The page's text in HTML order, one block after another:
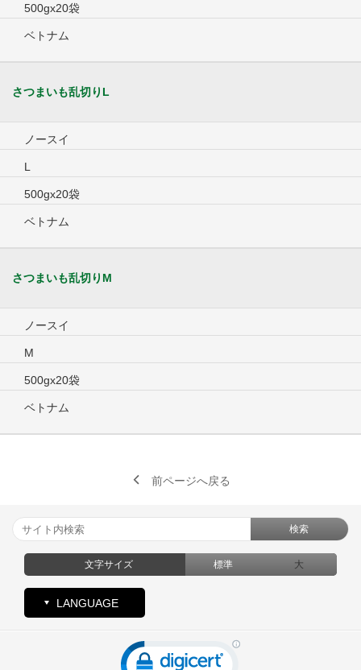
500gx20袋
ベトナム
さつまいも乱切りL
ノースイ
L
500gx20袋
ベトナム
さつまいも乱切りM
ノースイ
M
500gx20袋
ベトナム
前ページへ戻る
検索
文字サイズ 大
標準
LANGUAGE